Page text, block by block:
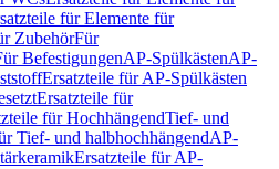
für Elemente für
ZubehörFür
BefestigungenAP-SpülkästenAP-
Ersatzteile für AP-Spülkästen
Ersatzteile für
für HochhängendTief- und
Tief- und halbhochhängendAP-
Ersatzteile für AP-